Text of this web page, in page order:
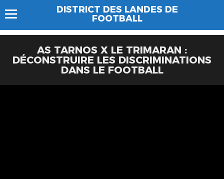
DISTRICT DES LANDES DE
FOOTBALL
AS TARNOS X LE TRIMARAN :
DÉCONSTRUIRE LES DISCRIMINATIONS
DANS LE FOOTBALL